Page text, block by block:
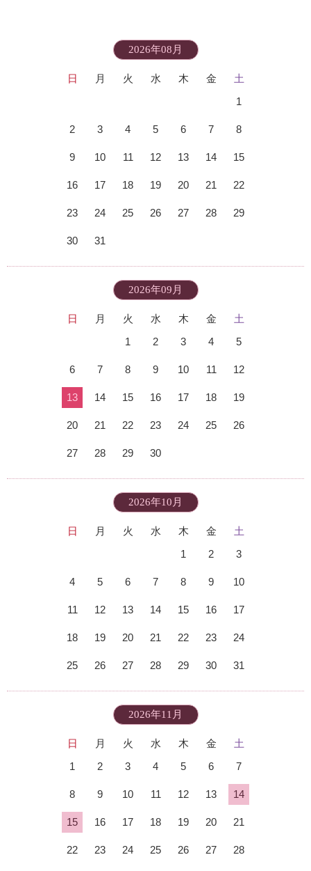
2026年08月
日 月 火 水 木 金
土
1
2 3 4 5 6 7 8
9 10 11 12 13 14 15
16 17 18 19 20 21 22
23 24 25 26 27 28 29
30 31
2026年09月
日 月 火 水 木 金
土
1
2 3 4 5
6 7 8 9 10 11 12
13 14 15 16 17 18 19
20 21 22 23 24 25 26
27 28 29 30
2026年10月
日 月 火 水 木 金
土
1
2 3
4 5 6 7 8 9 10
11 12 13 14 15 16 17
18 19 20 21 22 23 24
25 26 27 28 29 30 31
2026年11月
日 月 火 水 木 金
土
1
2 3 4 5 6 7
8 9 10 11 12 13 14
15 16 17 18 19 20 21
22 23 24 25 26 27 28